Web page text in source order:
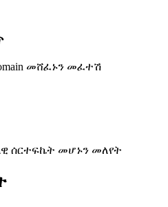
መሸፈኑን መፈተሽ
ሰርተፍኬት መሆኑን መለየት